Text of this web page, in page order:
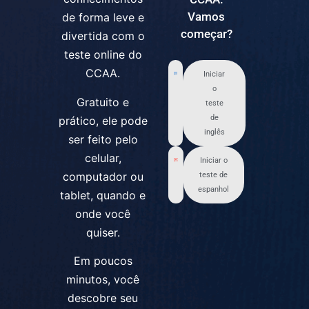
de forma leve e
divertida com o
teste online do
CCAA.
Gratuito e
prático, ele pode
ser feito pelo
celular,
computador ou
tablet, quando e
onde você
quiser.
Em poucos
minutos, você
descobre seu
Vamos
começar?
Iniciar
o
teste
de
inglês
Iniciar o
teste de
espanhol